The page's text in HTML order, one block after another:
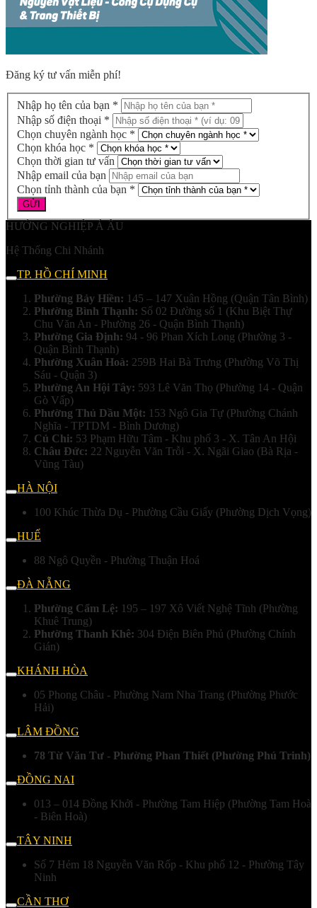
Đăng ký tư vấn miễn phí!
Nhập họ tên của bạn *
Nhập số điện thoại *
Chọn chuyên ngành học *
Chọn khóa học *
Chọn thời gian tư vấn
Nhập email của bạn
Chọn tỉnh thành của bạn *
HƯỚNG NGHIỆP Á ÂU
Hệ Thống Chi Nhánh
TP. HỒ CHÍ MINH
Phường Bảy Hiền: 145 – 147 Xuân Hồng (Quận Tân Bình)
Phường Bình Thạnh: Số 02 Đường số 1 (Khu Biệt Thự
Chu Văn An - Phường 26 - Quận Bình Thạnh)
Phường Gia Định: 94 - 96 Phan Xích Long (Phường 3 -
Quận Bình Thạnh)
Phường Xuân Hoà: 259B Hai Bà Trưng (Phường Võ Thị
Sáu - Quận 3)
Phường An Hội Tây: 593 Lê Văn Thọ (Phường 14 - Quận
Gò Vấp)
Phường Thủ Dầu Một: 153 Ngô Gia Tự (Phường Chánh
Nghĩa - TPTDM - Bình Dương)
Củ Chi: 53 Phạm Hữu Tâm - Khu phố 3 - X. Tân An Hội
Châu Đức: 22 Nguyễn Văn Trỗi - X. Ngãi Giao (Bà Rịa -
Vũng Tàu)
HÀ NỘI
100 Khúc Thừa Dụ - Phường Cầu Giấy (Phường Dịch Vọng)
HUẾ
88 Ngô Quyền - Phường Thuận Hoá
ĐÀ NẴNG
Phường Cẩm Lệ: 195 – 197 Xô Viết Nghệ Tĩnh (Phường
Khuê Trung)
Phường Thanh Khê: 304 Điện Biên Phủ (Phường Chính
Gián)
KHÁNH HÒA
05 Phong Châu - Phường Nam Nha Trang (Phường Phước
Hải)
LÂM ĐỒNG
78 Từ Văn Tư - Phường Phan Thiết (Phường Phú Trinh)
ĐỒNG NAI
013 – 014 Đồng Khởi - Phường Tam Hiệp (Phường Tam Hoà
- Biên Hoà)
TÂY NINH
Số 7 Hẻm 18 Nguyễn Văn Rốp - Khu phố 12 - Phường Tây
Ninh
CẦN THƠ